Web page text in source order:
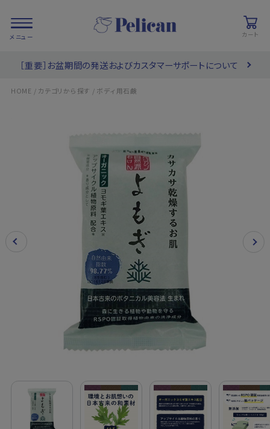
カート
PRODUCTS / 商品を探す
COLLECTIONS / ブランド一覧
お問い合わせ
ご利用案内
［重要］お盆期間の発送およびカスタマーサポートについて
HOME / カテゴリから探す / ボディ用石鹸